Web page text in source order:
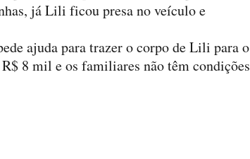
já Lili ficou presa no veículo e
ajuda para trazer o corpo de Lili para o
8 mil e os familiares não têm condições